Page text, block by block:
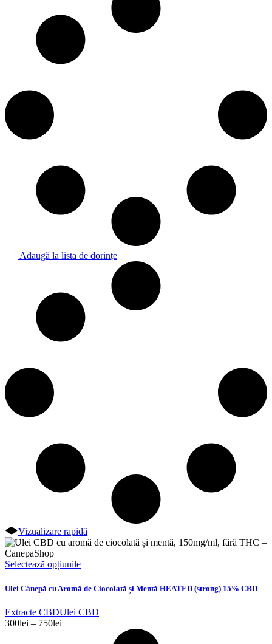
Adaugă la lista de dorințe
Vizualizare rapidă
Selectează opțiunileAcest
are
multe
variații.
Ulei Cânepă cu Aromă de Ciocolată și Mentă HEATED (strong) 15% CBD
Extracte CBDUlei CBD
300lei – 750lei